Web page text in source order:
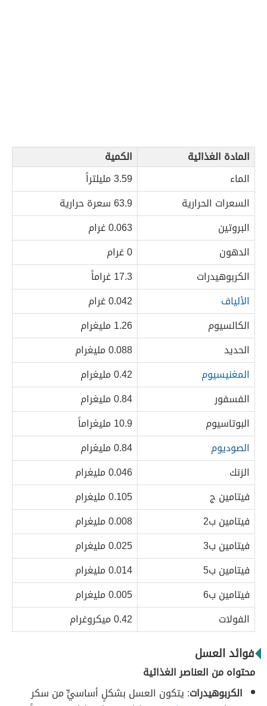
المادة الغذائية
الكمية
الماء
3.59 مليلتراً
السعرات الحرارية
63.9 سعرة حرارية
البروتين
0.063 غرام
الدهون
0 غرام
الكربوهيدرات
17.3 غراماً
الألياف
0.042 غرام
الكالسيوم
1.26 مليغرام
الحديد
0.088 مليغرام
المغنيسيوم
0.42 مليغرام
الفسفور
0.84 مليغرام
البوتاسيوم
10.9 مليغراماً
الصوديوم
0.84 مليغرام
الزنك
0.046 مليغرام
فيتامين ج
0.105 مليغرام
فيتامين ب2
0.008 مليغرام
فيتامين ب3
0.025 مليغرام
فيتامين ب5
0.014 مليغرام
فيتامين ب6
0.005 مليغرام
الفولات
0.42 ميكروغرام
فوائد العسل
محتواه من العناصر الغذائية
الكربوهيدرات: يتكون العسل بشكلٍ أساسيٍّ من سكر